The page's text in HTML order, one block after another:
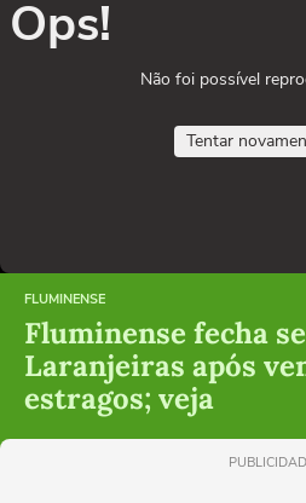
Ops!
Não foi possível
Tentar
FLUMINENSE
Fluminense fecha
Laranjeiras após
estragos; veja